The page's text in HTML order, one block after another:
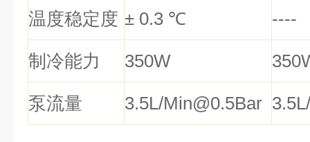
温度稳定度 ± 0.3 ℃ ----
制冷能力 350W
泵流量 3.5L/Min@0.5Bar